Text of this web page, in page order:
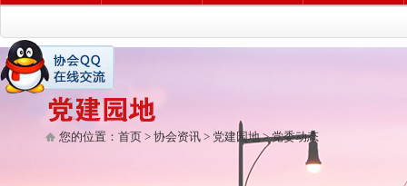
您的位置： 首页 > 协会资讯 > 党建园地>党委动态